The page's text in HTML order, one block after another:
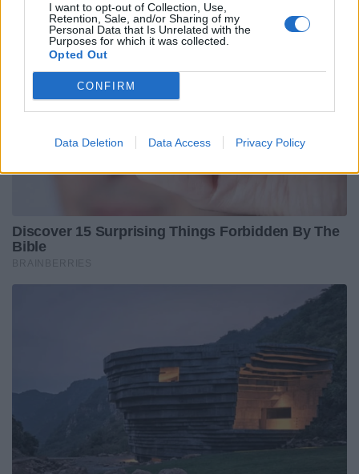
I want to opt-out of Collection, Use,
Retention, Sale, and/or Sharing of my
Personal Data that Is Unrelated with the
Purposes for which it was collected.
Opted Out
CONFIRM
Data Deletion Data Access Privacy Policy